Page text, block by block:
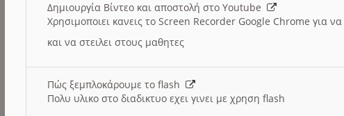
Δημιουργία Βίντεο και αποστολή στο Youtube
Χρησιμοποιει κανεις το Screen Recorder Google Chrome για
και να στειλει στους μαθητες
Πώς ξεμπλοκάρουμε το flash
Πολυ υλικο στο διαδικτυο εχει γινει με χρηση flash